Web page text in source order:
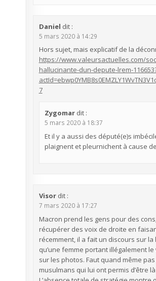
Daniel dit :
5 mars 2020 à 14:29
Hors sujet, mais explicatif de la
https://www.valeursactuelles.com/
hallucinante-dun-depute-lrem-
7
Zygomar dit :
5 mars 2020 à 18:37
Et il y a aussi des député(e)s
plaignent et pleurnichent à cause
Visor dit :
7 mars 2020 à 17:27
Macron prend les gens pour des
récupérer des voix de droite en
récemment, il a fait un discours sur la
qu’une femme portant illégalement
sur les photos. Faut quand même
musulmans qui lui ont permis d’être